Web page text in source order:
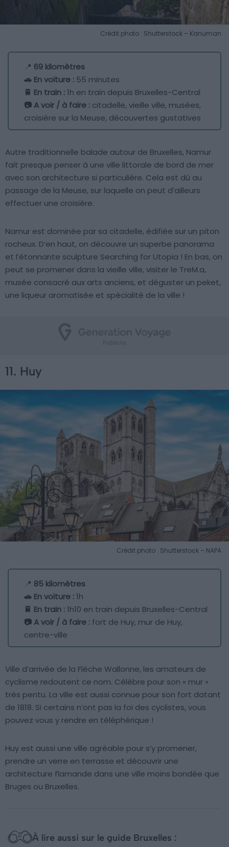
Crédit photo : Shutterstock – Kanuman
📍 69 kilomètres
🚗 En voiture : 55 minutes
🚆 En train :1h en train depuis Bruxelles-Central
📷 A voir / à faire : citadelle, vieille ville, musées,
croisière sur la Meuse, découvertes gustatives
Autre traditionnelle balade autour de Bruxelles, Namur
fait presque penser à une ville littorale de bord de mer
avec son architecture si particulière. Cela est dû au
passage de la Meuse, sur laquelle on peut d’ailleurs
effectuer une croisière.
Namur est dominée par sa citadelle, édifiée sur un piton
rocheux. D’en haut, on découvre un superbe panorama
et l’étonnante sculpture Searching for Utopia ! En bas, on
peut se promener dans la vieille ville, visiter le TreM.a,
musée consacré aux arts anciens, et déguster un peket,
une liqueur aromatisée et spécialité de la ville !
11. Huy
Crédit photo : Shutterstock – NAPA
📍 85 kilomètres
🚗 En voiture :1h
🚆 En train :1h10 en train depuis Bruxelles-Central
📷 A voir / à faire : fort de Huy, mur de Huy,
centre-ville
Ville d’arrivée de la Flèche Wallonne, les amateurs de
cyclisme redoutent ce nom. Célèbre pour son « mur »
très pentu. La ville est aussi connue pour son fort datant
de 1818. Si certains n’ont pas la foi des cyclistes, vous
pouvez vous y rendre en téléphérique !
Huy est aussi une ville agréable pour s’y promener,
prendre un verre en terrasse et découvrir une
architecture flamande dans une ville moins bondée que
Bruges ou Bruxelles.
À lire aussi sur le guide Bruxelles :